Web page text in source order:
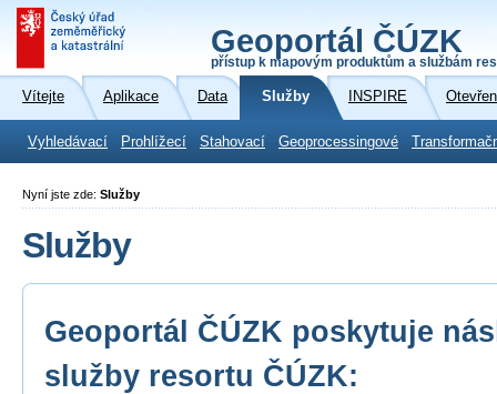
Geoportál ČÚZK
přístup k mapovým produktům a službám
Vítejte Aplikace Data Služby INSPIRE
Vyhledávací Prohlížecí Stahovací Geoprocessingové
Nyní jste zde: Služby
Služby
Geoportál ČÚZK poskytuje
služby resortu ČÚZK: